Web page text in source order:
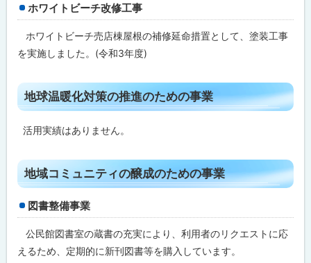
ラ
ウ
ド
ァ
ン
デ
ン
グ
苫
前
町
ふ
る
と
応
援
ホワイトビーチ改修工事
ホワイトビーチ売店棟屋根の補修延命措置として、塗装工事
を実施しました。(令和3年度)
ト
ッ
プ
戻
る
地球温暖化対策の推進のための事業
活用実績はありません。
ト
ッ
プ
に
戻
る
地域コミュニティの醸成のための事業
図書整備事業
公民館図書室の蔵書の充実により、利用者のリクエストに応
えるため、定期的に新刊図書等を購入しています。